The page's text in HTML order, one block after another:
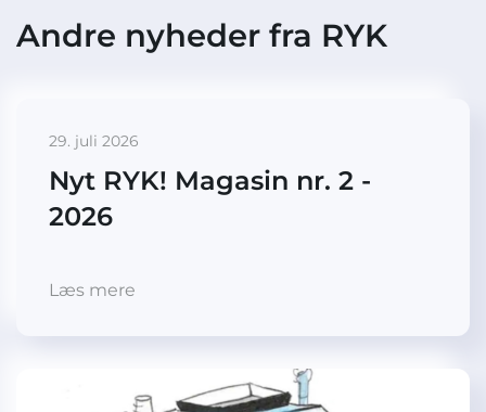
Andre nyheder fra RYK
29. juli 2026
Nyt RYK! Magasin nr. 2 -
2026
Læs mere